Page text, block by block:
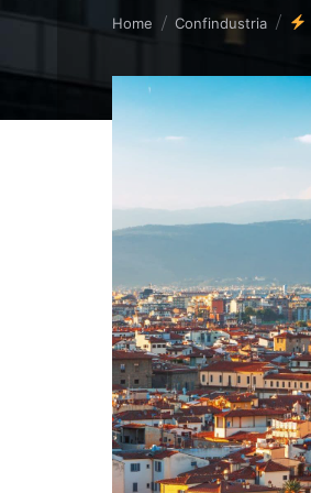
Tu sei qui:
Home Confindustria